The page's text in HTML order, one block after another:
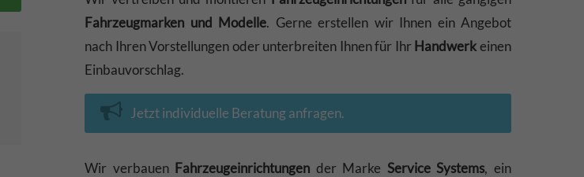
Fahrzeugmarken und Modelle. Gerne erstellen wir Ihnen ein Angebot
nach Ihren Vorstellungen oder unterbreiten Ihnen für Ihr Handwerkeinen
Einbauvorschlag.
Jetzt individuelle Beratung anfragen.
Wir verbauen Fahrzeugeinrichtungen der Marke Service Systems, ein